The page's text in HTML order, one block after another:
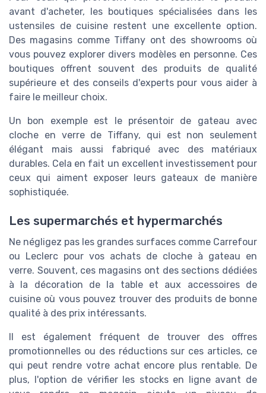
avant d'acheter, les boutiques spécialisées dans les
ustensiles de cuisine restent une excellente option.
Des magasins comme Tiffany ont des showrooms où
vous pouvez explorer divers modèles en personne. Ces
boutiques offrent souvent des produits de qualité
supérieure et des conseils d'experts pour vous aider à
faire le meilleur choix.
Un bon exemple est le présentoir de gateau avec
cloche en verre de Tiffany, qui est non seulement
élégant mais aussi fabriqué avec des matériaux
durables. Cela en fait un excellent investissement pour
ceux qui aiment exposer leurs gateaux de manière
sophistiquée.
Les supermarchés et hypermarchés
Ne négligez pas les grandes surfaces comme Carrefour
ou Leclerc pour vos achats de cloche à gateau en
verre. Souvent, ces magasins ont des sections dédiées
à la décoration de la table et aux accessoires de
cuisine où vous pouvez trouver des produits de bonne
qualité à des prix intéressants.
Il est également fréquent de trouver des offres
promotionnelles ou des réductions sur ces articles, ce
qui peut rendre votre achat encore plus rentable. De
plus, l'option de vérifier les stocks en ligne avant de